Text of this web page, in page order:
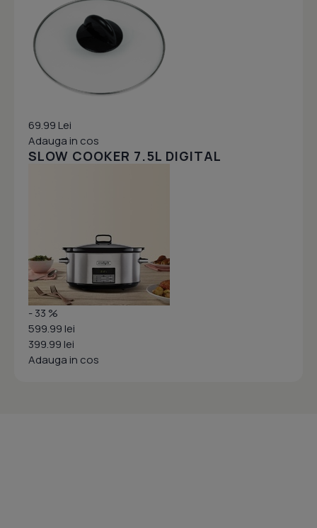
69.99 Lei
Adauga in cos
SLOW COOKER 7.5L DIGITAL
- 33 %
599.99 lei
399.99 lei
Adauga in cos